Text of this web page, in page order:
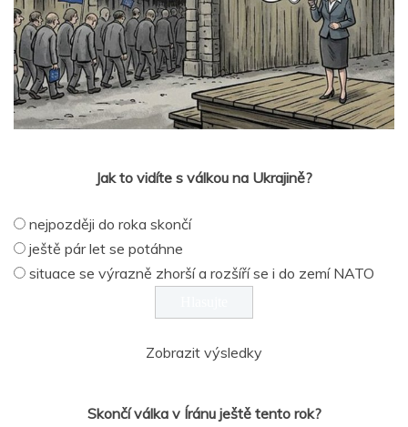
Jak to vidíte s válkou na Ukrajině?
nejpozději do roka skončí
ještě pár let se potáhne
situace se výrazně zhorší a rozšíří se i do zemí NATO
Zobrazit výsledky
Skončí válka v Íránu ještě tento rok?